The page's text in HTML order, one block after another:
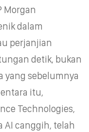
Morgan
dalam
perjanjian
detik, bukan
yang sebelumnya
itu,
Technologies,
AI canggih, telah